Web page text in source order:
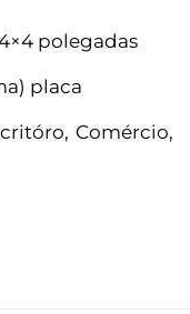
polegadas
placa
Comércio,